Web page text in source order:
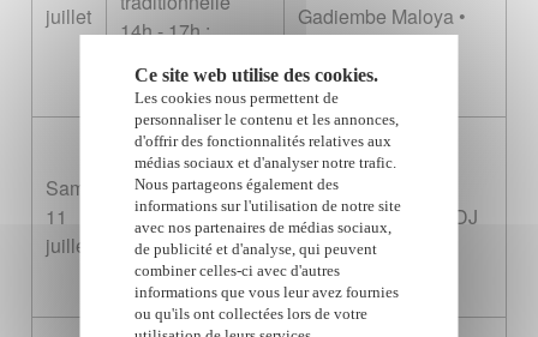
juillet
14h - 17h :
super-héros
Gadiembe Maloya •
Sam.
11
juillet
10h - 17h :
Déambulation
des mascottes K-
Pop Demon
Hunter avec
séance photo
Entrée : 5 €
Keblack • T-Matt • DJ
Local
Ce site web utilise des cookies.
Les cookies nous permettent de
personnaliser le contenu et les annonces,
d'offrir des fonctionnalités relatives aux
médias sociaux et d'analyser notre trafic.
Nous partageons également des
informations sur l'utilisation de notre site
avec nos partenaires de médias sociaux,
de publicité et d'analyse, qui peuvent
combiner celles-ci avec d'autres
informations que vous leur avez fournies
ou qu'ils ont collectées lors de votre